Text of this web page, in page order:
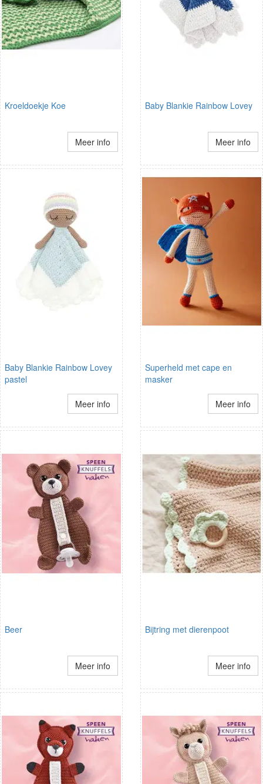
Kroeldoekje Koe
Meer info
Baby Blankie Rainbow Lovey
Meer info
Baby Blankie Rainbow Lovey
pastel
Meer info
Superheld met cape en
masker
Meer info
Beer
Meer info
Bijtring met dierenpoot
Meer info